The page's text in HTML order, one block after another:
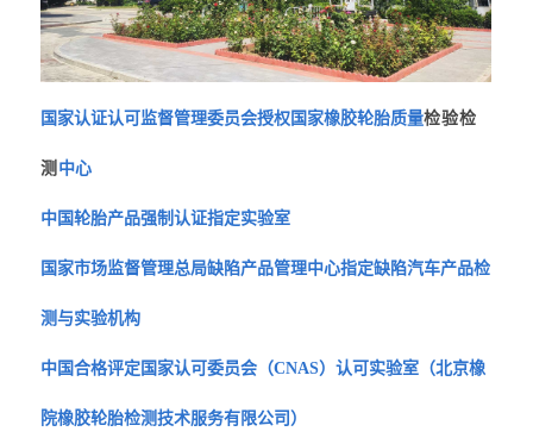
国家认证认可监督管理委员会授权国家橡胶轮胎质量检验检
测 中心
中国轮胎产品强制认证指定实验室
国家市场监督管理总局缺陷产品管理中心指定缺陷汽车产品检
测与实验机构
中国合格评定国家认可委员会（CNAS）认可实验室（北京橡
院橡胶轮胎检测技术服务有限公司）